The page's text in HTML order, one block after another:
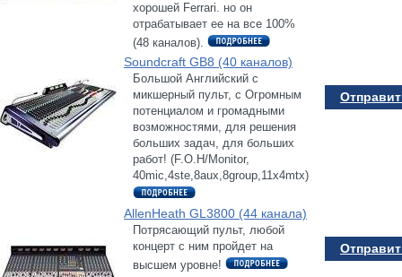
хорошей Ferrari. но он
отрабатывает ее на все 100%
(48 каналов).
Soundcraft GB8 (40 каналов)
Большой Английский с
микшерный пульт, с Огромным
потенциалом и громадными
возможностями, для решения
больших задач, для больших
работ! (F.O.H/Monitor,
40mic,4ste,8aux,8group,11x4mtx)
AllenHeath GL3800 (44 канала)
Потрясающий пульт, любой
концерт с ним пройдет на
высшем уровне!